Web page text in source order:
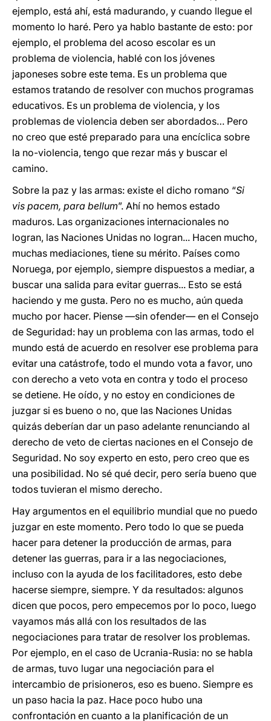
ejemplo, está ahí, está madurando, y cuando llegue el
momento lo haré. Pero ya hablo bastante de esto: por
ejemplo, el problema del acoso escolar es un
problema de violencia, hablé con los jóvenes
japoneses sobre este tema. Es un problema que
estamos tratando de resolver con muchos programas
educativos. Es un problema de violencia, y los
problemas de violencia deben ser abordados… Pero
no creo que esté preparado para una encíclica sobre
la no-violencia, tengo que rezar más y buscar el
camino.
Sobre la paz y las armas: existe el dicho romano “Si
vis pacem, para bellum”. Ahí no hemos estado
maduros. Las organizaciones internacionales no
logran, las Naciones Unidas no logran... Hacen mucho,
muchas mediaciones, tiene su mérito. Países como
Noruega, por ejemplo, siempre dispuestos a mediar, a
buscar una salida para evitar guerras... Esto se está
haciendo y me gusta. Pero no es mucho, aún queda
mucho por hacer. Piense ―sin ofender― en el Consejo
de Seguridad: hay un problema con las armas, todo el
mundo está de acuerdo en resolver ese problema para
evitar una catástrofe, todo el mundo vota a favor, uno
con derecho a veto vota en contra y todo el proceso
se detiene. He oído, y no estoy en condiciones de
juzgar si es bueno o no, que las Naciones Unidas
quizás deberían dar un paso adelante renunciando al
derecho de veto de ciertas naciones en el Consejo de
Seguridad. No soy experto en esto, pero creo que es
una posibilidad. No sé qué decir, pero sería bueno que
todos tuvieran el mismo derecho.
Hay argumentos en el equilibrio mundial que no puedo
juzgar en este momento. Pero todo lo que se pueda
hacer para detener la producción de armas, para
detener las guerras, para ir a las negociaciones,
incluso con la ayuda de los facilitadores, esto debe
hacerse siempre, siempre. Y da resultados: algunos
dicen que pocos, pero empecemos por lo poco, luego
vayamos más allá con los resultados de las
negociaciones para tratar de resolver los problemas.
Por ejemplo, en el caso de Ucrania-Rusia: no se habla
de armas, tuvo lugar una negociación para el
intercambio de prisioneros, eso es bueno. Siempre es
un paso hacia la paz. Hace poco hubo una
confrontación en cuanto a la planificación de un